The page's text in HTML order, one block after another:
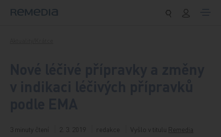
3 minuty čtení 2. 3. 2019 redakce Vyšlo v titulu Remedia